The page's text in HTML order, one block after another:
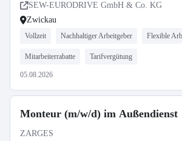
SEW-EURODRIVE GmbH & Co. KG
Zwickau
Vollzeit Nachhaltiger Arbeitgeber Flexible
Mitarbeiterrabatte Tarifvergütung
05.08.2026
Monteur (m/w/d) im Außendienst
ZARGES